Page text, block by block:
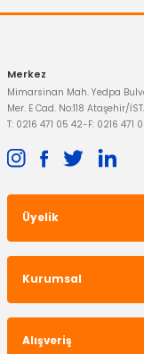
Merkez
Mimarsinan Mah. Yedpa
Mer. E Cad. No:118 Ataşehir/
T: 0216 471 05 42-F: 0216 471
Üyelik
Kurumsal
Alışveriş